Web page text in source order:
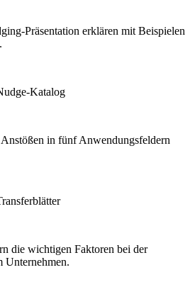
Präsentation erklären mit Beispielen
in fünf Anwendungsfeldern
die wichtigen Faktoren bei der
Unternehmen.